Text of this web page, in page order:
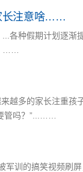
长注意啥……
各种假期计划逐
……
越多的家长注重孩
管吗？”...……
军训的搞笑视频刷